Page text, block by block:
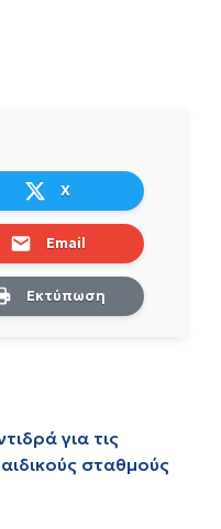
X
Email
Εκτύπωση
για τις
σταθμούς